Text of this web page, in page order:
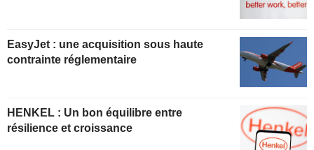
EasyJet : une acquisition sous haute
contrainte réglementaire
HENKEL : Un bon équilibre entre
résilience et croissance